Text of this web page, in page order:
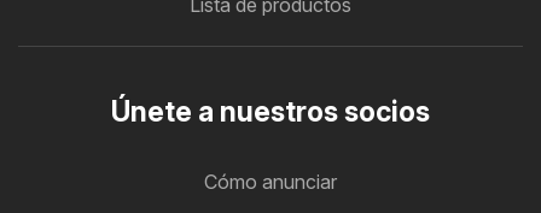
Lista de productos
Únete a nuestros socios
Cómo anunciar